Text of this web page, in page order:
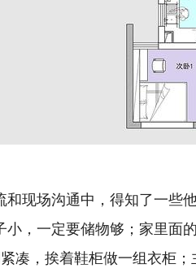
和现场沟通中，得知了一些
小，一定要储物够；家里面
凑，挨着鞋柜做一组衣柜